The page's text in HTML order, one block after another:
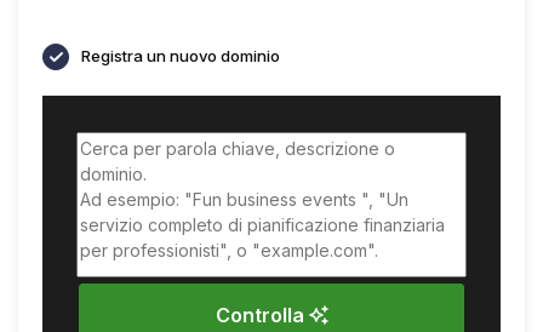
Registra un nuovo dominio
Controlla